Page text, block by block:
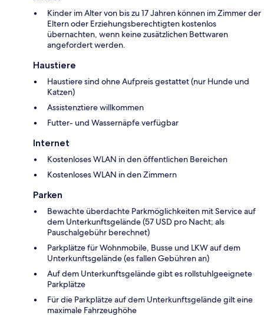
Kinder im Alter von bis zu 17 Jahren können im Zimmer der
Eltern oder Erziehungsberechtigten kostenlos
übernachten, wenn keine zusätzlichen Bettwaren
angefordert werden.
Haustiere
Haustiere sind ohne Aufpreis gestattet (nur Hunde und
Katzen)
Assistenztiere willkommen
Futter- und Wassernäpfe verfügbar
Internet
Kostenloses WLAN in den öffentlichen Bereichen
Kostenloses WLAN in den Zimmern
Parken
Bewachte überdachte Parkmöglichkeiten mit Service auf
dem Unterkunftsgelände (57 USD pro Nacht; als
Pauschalgebühr berechnet)
Parkplätze für Wohnmobile, Busse und LKW auf dem
Unterkunftsgelände (es fallen Gebühren an)
Auf dem Unterkunftsgelände gibt es rollstuhlgeeignete
Parkplätze
Für die Parkplätze auf dem Unterkunftsgelände gilt eine
maximale Fahrzeughöhe